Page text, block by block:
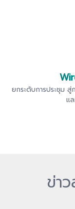
ยกระดับการประชุม สู่
แ
ข่า